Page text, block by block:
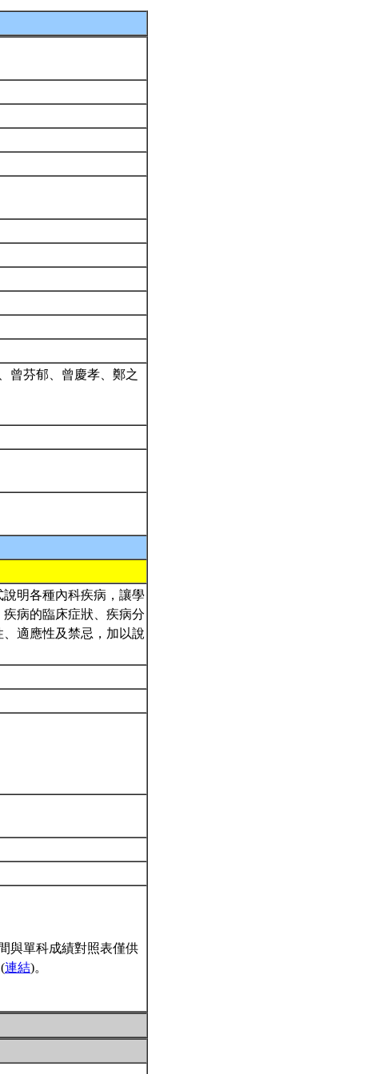
曾芬郁、曾慶孝、鄭之
明各種內科疾病，讓學
病的臨床症狀、疾病分
適應性及禁忌，加以說
與單科成績對照表僅供
連結)。